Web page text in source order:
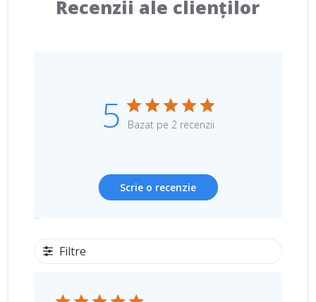
Recenzii ale clienților
5 Bazat pe 2 recenzii
Scrie o recenzie
Filtre